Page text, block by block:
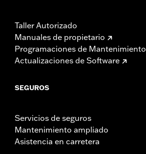
Taller Autorizado
Manuales de propietario
Programaciones de Mantenimiento
Actualizaciones de Software
SEGUROS
Servicios de seguros
Mantenimiento ampliado
Asistencia en carretera